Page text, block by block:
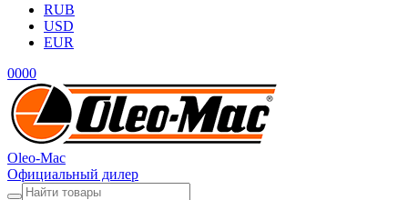
RUB
USD
EUR
0000
Oleo-Mac
Официальный дилер